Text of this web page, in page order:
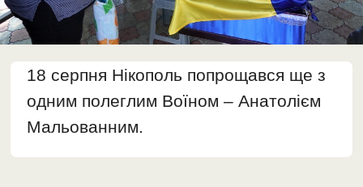
18 серпня Нікополь попрощався ще з
одним полеглим Воїном – Анатолієм
Мальованним.